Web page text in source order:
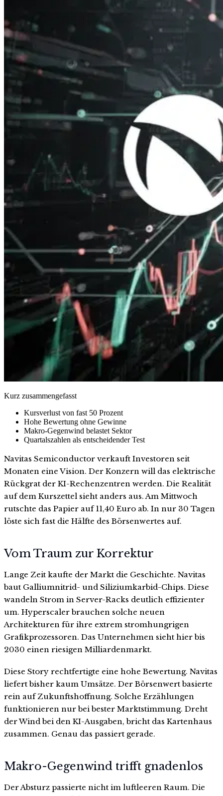
Kurz zusammengefasst
Kursverlust von fast 50 Prozent
Hohe Bewertung ohne Gewinne
Makro-Gegenwind belastet Sektor
Quartalszahlen als entscheidender Test
Navitas Semiconductor verkauft Investoren seit
Monaten eine Vision. Der Konzern will das elektrische
Rückgrat der KI-Rechenzentren werden. Die Realität
auf dem Kurszettel sieht anders aus. Am Mittwoch
rutschte das Papier auf 11,40 Euro ab. In nur 30 Tagen
löste sich fast die Hälfte des Börsenwertes auf.
Vom Traum zur Korrektur
Lange Zeit kaufte der Markt die Geschichte. Navitas
baut Galliumnitrid- und Siliziumkarbid-Chips. Diese
wandeln Strom in Server-Racks deutlich effizienter
um. Hyperscaler brauchen solche neuen
Architekturen für ihre extrem stromhungrigen
Grafikprozessoren. Das Unternehmen sieht hier bis
2030 einen riesigen Milliardenmarkt.
Diese Story rechtfertigte eine hohe Bewertung. Navitas
liefert bisher kaum Umsätze. Der Börsenwert basierte
rein auf Zukunftshoffnung. Solche Erzählungen
funktionieren nur bei bester Marktstimmung. Dreht
der Wind bei den KI-Ausgaben, bricht das Kartenhaus
zusammen. Genau das passiert gerade.
Makro-Gegenwind trifft gnadenlos
Der Absturz passierte nicht im luftleeren Raum. Die